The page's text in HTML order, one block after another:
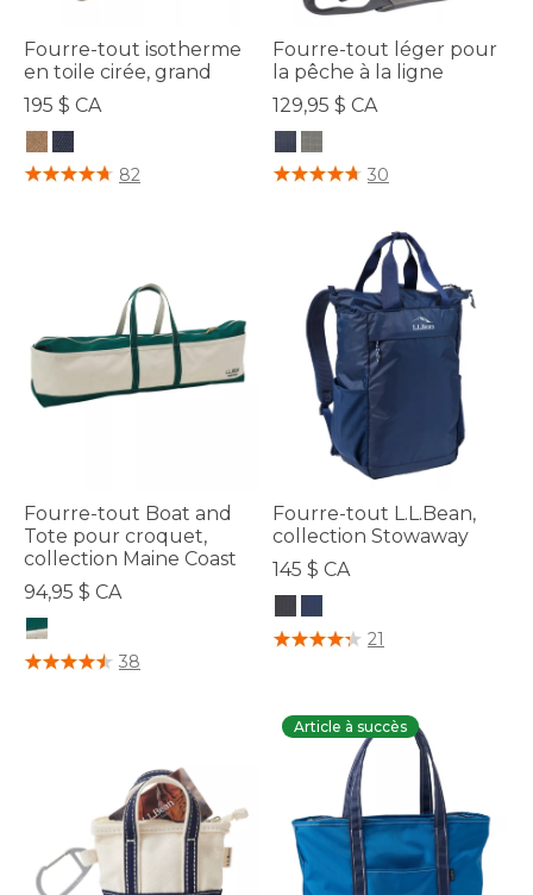
Fourre-tout isotherme
en toile cirée, grand
195 $ CA
4,5 sur 5 Évaluation des clients
82
Fourre-tout léger pour
la pêche à la ligne
129,95 $ CA
5 sur 5 Évaluation des clients
30
Fourre-tout Boat and
Tote pour croquet,
collection Maine Coast
94,95 $ CA
3,9 sur 5 Évaluation des clients
38
Fourre-tout L.L.Bean,
collection Stowaway
145 $ CA
3,5 sur 5 Évaluation des clients
21
Article à succès